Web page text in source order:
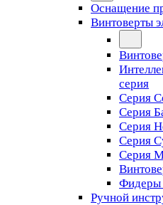
Оснащение
Винтоверты
серия
Серия
Серия
Серия
Серия
Серия
Фидеры
Ручной